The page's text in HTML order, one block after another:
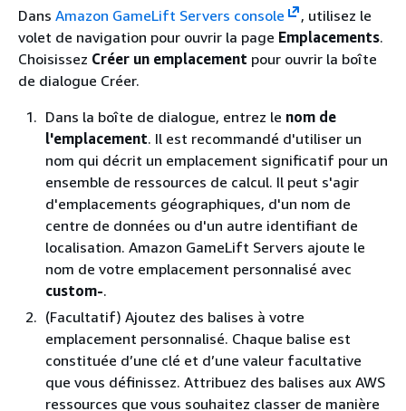
Dans Amazon GameLift Servers console
, utilisez le
volet de navigation pour ouvrir la page Emplacements.
Choisissez Créer un emplacement pour ouvrir la boîte
de dialogue Créer.
Dans la boîte de dialogue, entrez le nom de
l'emplacement. Il est recommandé d'utiliser un
nom qui décrit un emplacement significatif pour un
ensemble de ressources de calcul. Il peut s'agir
d'emplacements géographiques, d'un nom de
centre de données ou d'un autre identifiant de
localisation. Amazon GameLift Servers ajoute le
nom de votre emplacement personnalisé avec
custom-.
(Facultatif) Ajoutez des balises à votre
emplacement personnalisé. Chaque balise est
constituée d’une clé et d’une valeur facultative
que vous définissez. Attribuez des balises aux AWS
ressources que vous souhaitez classer de manière